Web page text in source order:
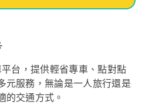
台，提供輕省專車、點對點
元服務，無論是一人旅行還是
的交通方式。